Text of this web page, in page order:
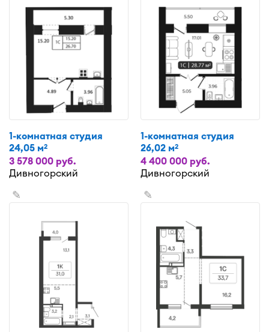
1-комнатная студия
24,05 м2
3 578 000 руб.
Дивногорский
1-комнатная студия
26,02 м2
4 400 000 руб.
Дивногорский
✎ ✎